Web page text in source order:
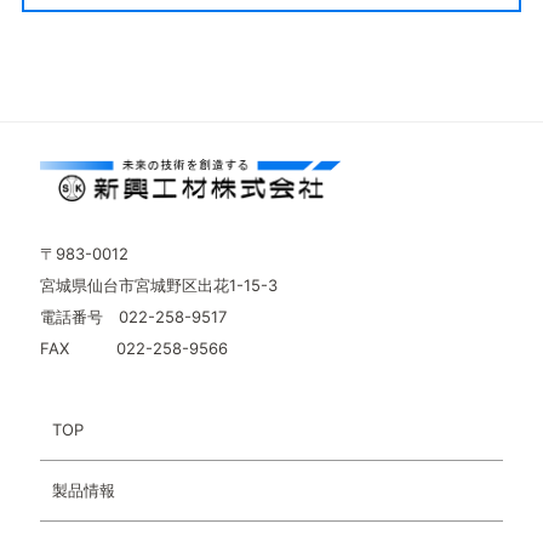
〒983-0012
宮城県仙台市宮城野区出花1-15-3
電話番号 022-258-9517
FAX 022-258-9566
TOP
製品情報